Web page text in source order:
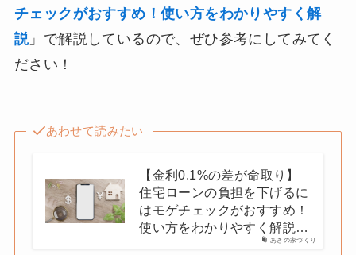
チェックがおすすめ！使い方をわかりやすく解
説」で解説しているので、ぜひ参考にしてみてく
ださい！
あわせて読みたい
あきの家づくり
【金利0.1%の差が命取り】
住宅ローンの負担を下げるに
はモゲチェックがおすすめ！
使い方をわかりやすく解説…